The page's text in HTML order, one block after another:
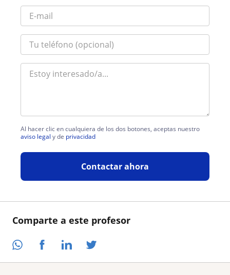
Comparte a este profesor
Al hacer clic en cualquiera de los dos botones, aceptas nuestro
aviso legal y de privacidad
Contactar ahora